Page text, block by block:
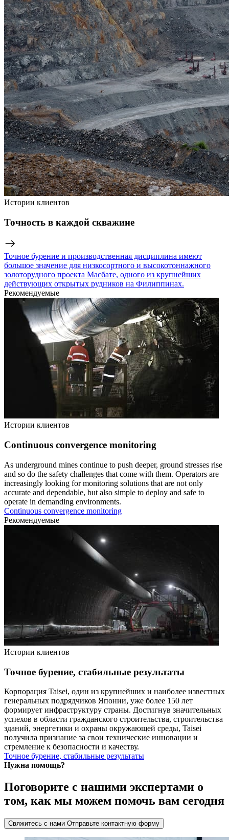
Истории клиентов
Точность в каждой скважине
Точное бурение и производственная дисциплина имеют
большое значение для низкосортного и высокотоннажного
золоторудного проекта Масбате, одного из крупнейших
действующих открытых рудников на Филиппинах.
Рекомендуемые
Истории клиентов
Continuous convergence monitoring
As underground mines continue to push deeper, ground stresses rise
and so do the safety challenges that come with them. Operators are
increasingly looking for monitoring solutions that are not only
accurate and dependable, but also simple to deploy and safe to
operate in demanding environments.
Continuous convergence monitoring
Рекомендуемые
Истории клиентов
Точное бурение, стабильные результаты
Корпорация Taisei, один из крупнейших и наиболее известных
генеральных подрядчиков Японии, уже более 150 лет
формирует инфраструктуру страны. Достигнув значительных
успехов в области гражданского строительства, строительства
зданий, энергетики и охраны окружающей среды, Taisei
получила признание за свои технические инновации и
стремление к безопасности и качеству.
Точное бурение, стабильные результаты
Нужна помощь?
Поговорите с нашими экспертами о
том, как мы можем помочь вам сегодня
Свяжитесь с нами Отправьте контактную форму